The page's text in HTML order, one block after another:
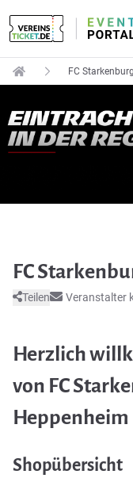
FC
Teilen Veranstalter
Herzlich
von FC
Heppenheim
Shopübersicht